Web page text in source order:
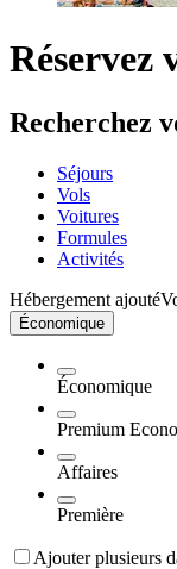
Réservez
Recherchez
Séjours
Vols
Voitures
Formules
Activités
Hébergement ajouté
Économique
Économique
Premium
Affaires
Première
Ajouter plusieurs